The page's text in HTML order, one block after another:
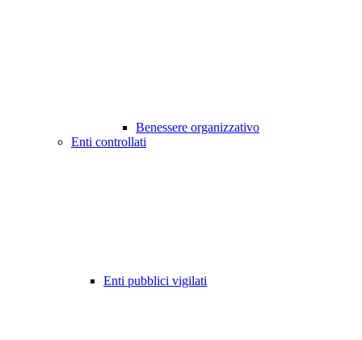
Benessere organizzativo
Enti controllati
Enti pubblici vigilati